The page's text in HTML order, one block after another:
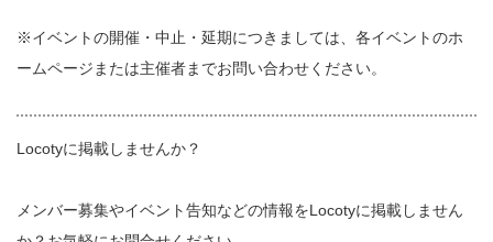
※イベントの開催・中止・延期につきましては、各イベントのホ
ームページまたは主催者までお問い合わせください。
Locotyに掲載しませんか？
メンバー募集やイベント告知などの情報をLocotyに掲載しません